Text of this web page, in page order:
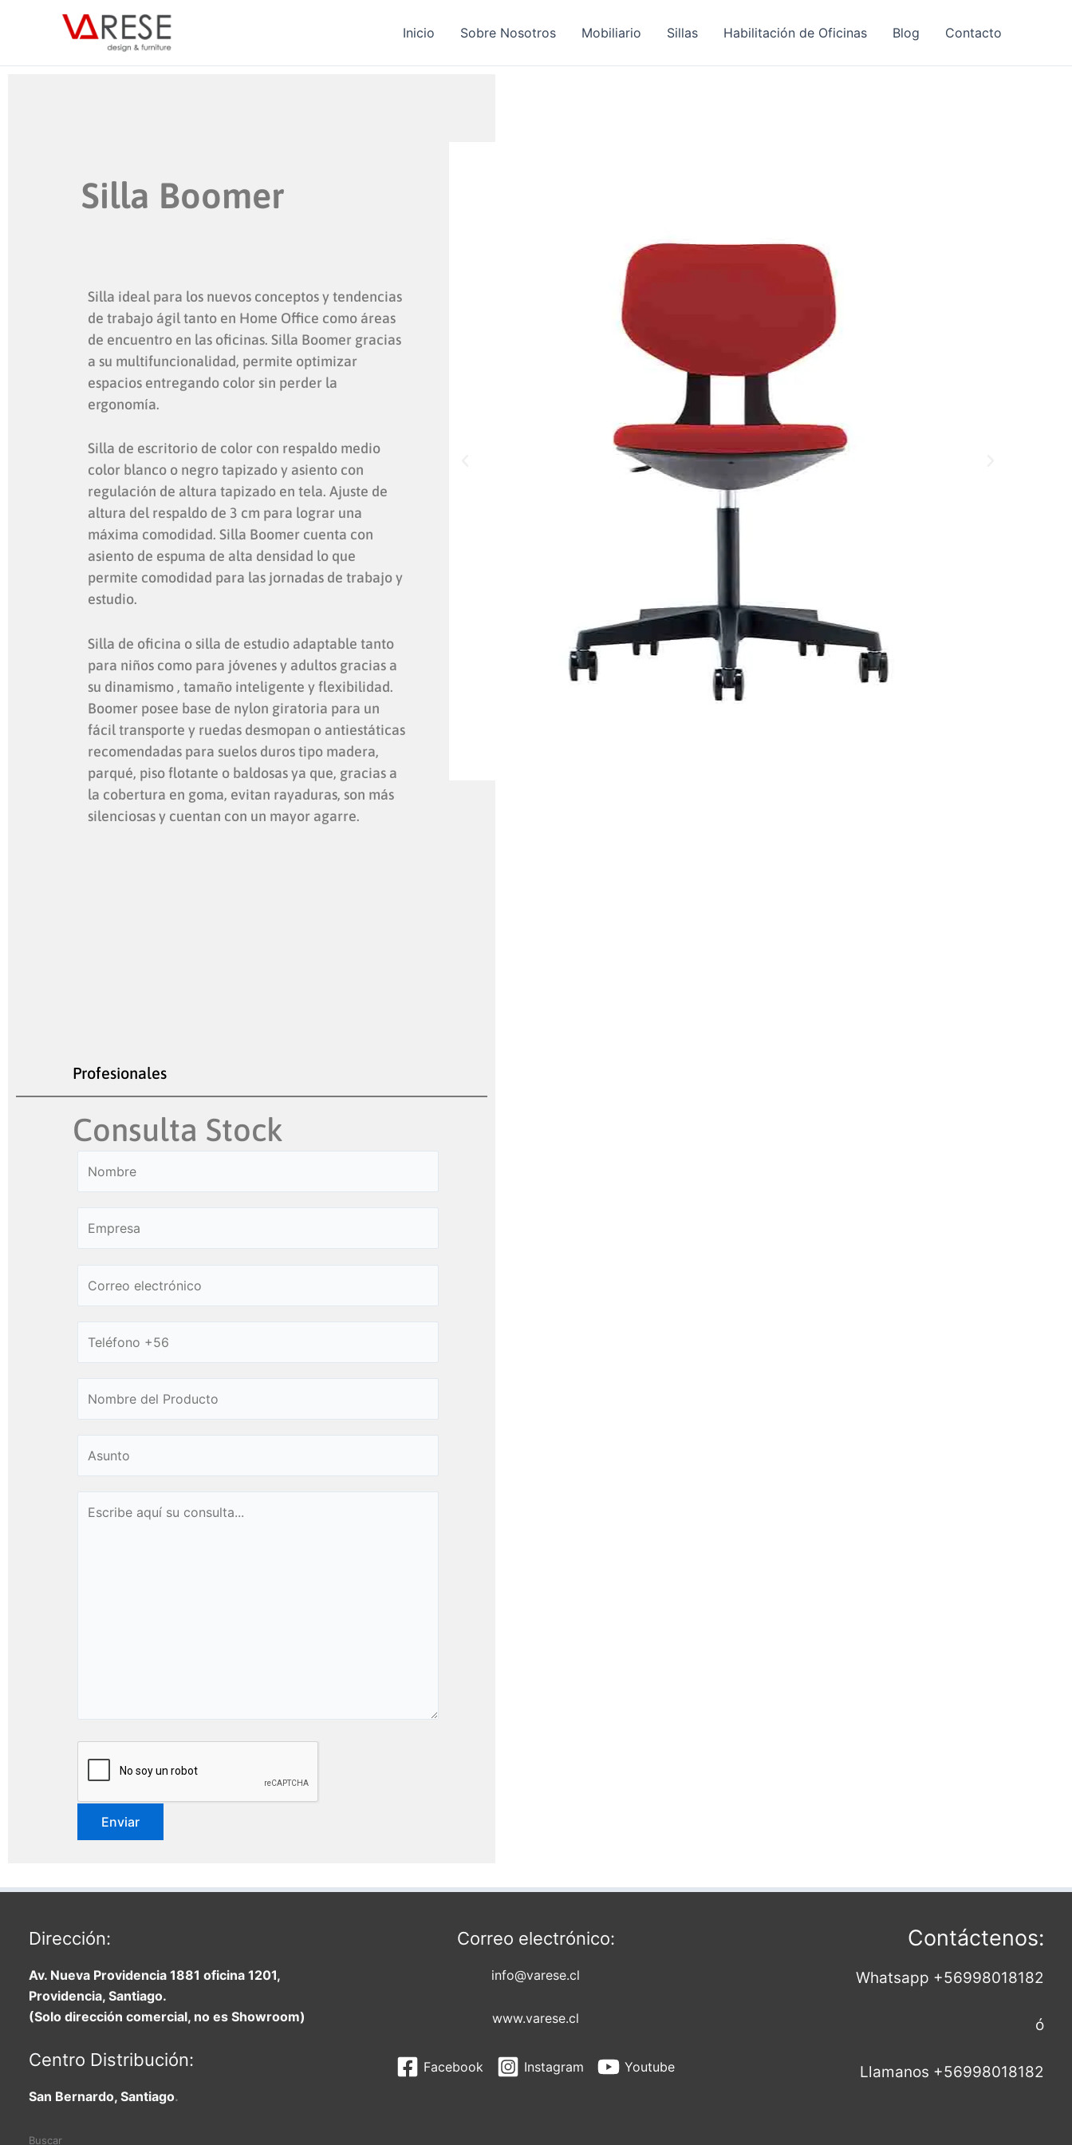
Inicio Sobre Nosotros Mobiliario Sillas Habilitación de Oficinas Blog Contacto
Silla Boomer
Silla ideal para los nuevos conceptos y tendencias
de trabajo ágil tanto en Home Office como áreas
de encuentro en las oficinas. Silla Boomer gracias
a su multifuncionalidad, permite optimizar
espacios entregando color sin perder la
ergonomía.
Silla de escritorio de color con respaldo medio
color blanco o negro tapizado y asiento con
regulación de altura tapizado en tela. Ajuste de
altura del respaldo de 3 cm para lograr una
máxima comodidad. Silla Boomer cuenta con
asiento de espuma de alta densidad lo que
permite comodidad para las jornadas de trabajo y
estudio.
Silla de oficina o silla de estudio adaptable tanto
para niños como para jóvenes y adultos gracias a
su dinamismo , tamaño inteligente y flexibilidad.
Boomer posee base de nylon giratoria para un
fácil transporte y ruedas desmopan o antiestáticas
recomendadas para suelos duros tipo madera,
parqué, piso flotante o baldosas ya que, gracias a
la cobertura en goma, evitan rayaduras, son más
silenciosas y cuentan con un mayor agarre.
Profesionales
Consulta Stock
Dirección:
Av. Nueva Providencia 1881 oficina 1201,
Providencia, Santiago.
(Solo dirección comercial, no es Showroom)
Centro Distribución:
San Bernardo, Santiago.
Buscar
Correo electrónico:
info@varese.cl
www.varese.cl
Facebook Instagram Youtube
Contáctenos:
Whatsapp +56998018182
ó
Llamanos +56998018182